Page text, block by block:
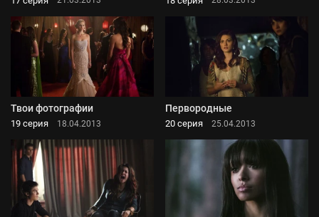
Твои фотографии
19 серия 18.04.2013
Первородные
20 серия 25.04.2013